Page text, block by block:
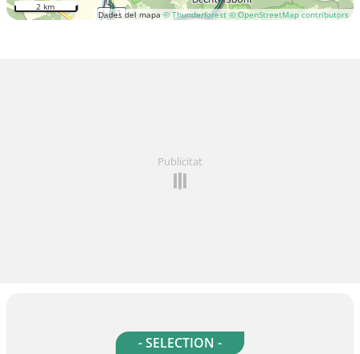
Dades del mapa © Thunderforest © OpenStreetMap contributors
2 km
Publicitat
- SELECTION -